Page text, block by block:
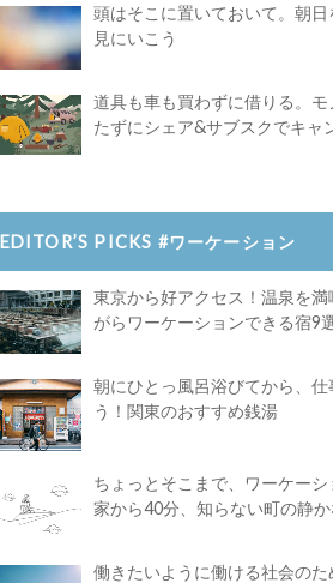
頭はそこに置いておいて。朝日
見にいこう
道具も車も買わずに借りる。モ
たずにシェア&サブスクでキャ
EDITOR’S PICKS #ワーケーション
東京から好アクセス！温泉を満
がらワーケーションできる宿9
朝にひとっ風呂浴びてから、仕
う！関東のおすすめ銭湯
ちょっとそこまで、ワーケーシ
家から40分、知らない町の静か
働きたいように働ける社会のた